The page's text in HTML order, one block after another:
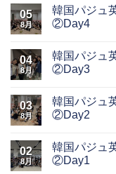
05
8月
韓国パジュ
②Day4
04
8月
韓国パジュ
②Day3
03
8月
韓国パジュ
②Day2
02
8月
韓国パジュ
②Day1